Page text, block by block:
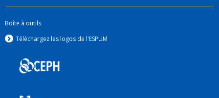
Boîte à outils
Téléchargez les logos de l'ESPUM